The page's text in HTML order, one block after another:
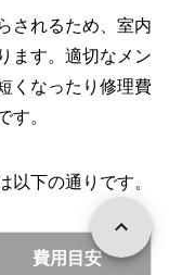
されるため、室内
ます。適切なメン
くなったり修理費
。
下の通りです。
費用目安